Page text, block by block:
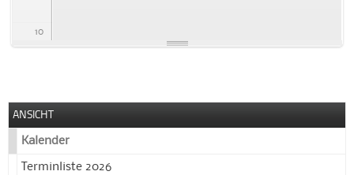
10
13
ANSICHT
Kalender
Terminliste 2026